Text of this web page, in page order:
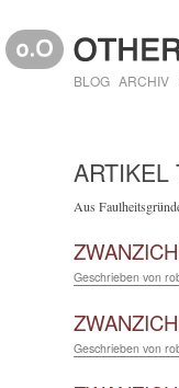
BLOG ARCHIV
ARTIKEL
Aus
Geschrieben von
Geschrieben von